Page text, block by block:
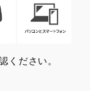
ください。